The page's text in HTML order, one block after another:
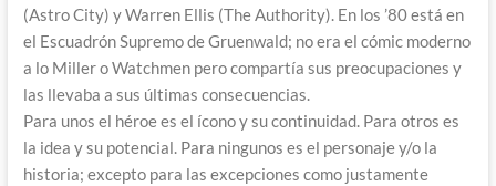
(Astro City) y Warren Ellis (The Authority). En los ’80 está en
el Escuadrón Supremo de Gruenwald; no era el cómic moderno
a lo Miller o Watchmen pero compartía sus preocupaciones y
las llevaba a sus últimas consecuencias.
Para unos el héroe es el ícono y su continuidad. Para otros es
la idea y su potencial. Para ningunos es el personaje y/o la
historia; excepto para las excepciones como justamente